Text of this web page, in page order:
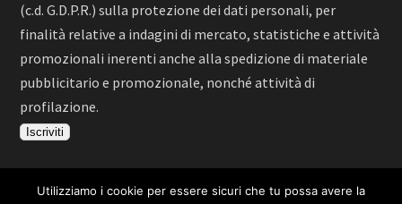
(c.d. G.D.P.R.) sulla protezione dei dati personali, per
finalità relative a indagini di mercato, statistiche e attività
promozionali inerenti anche alla spedizione di materiale
pubblicitario e promozionale, nonché attività di
profilazione.
Utilizziamo i cookie per essere sicuri che tu possa avere la